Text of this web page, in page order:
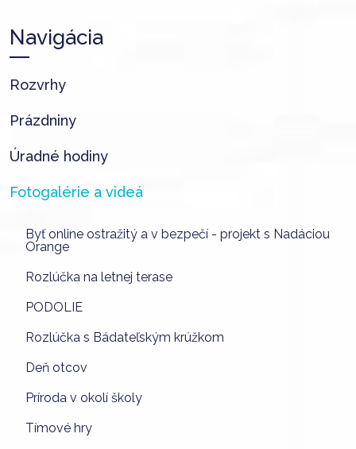
Navigácia
Rozvrhy
Prázdniny
Úradné hodiny
Fotogalérie a videá
Byť online ostražitý a v bezpečí - projekt s Nadáciou
Orange
Rozlúčka na letnej terase
PODOLIE
Rozlúčka s Bádateľským krúžkom
Deň otcov
Príroda v okolí školy
Tímové hry